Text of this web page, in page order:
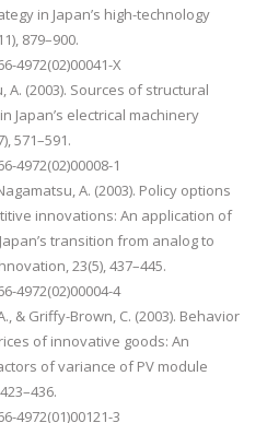
in Japan’s high-technology
879–900.
4972(02)00041-X
A. (2003). Sources of structural
Japan’s electrical machinery
571–591.
4972(02)00008-1
A. (2003). Policy options
innovations: An application of
transition from analog to
23(5), 437–445.
4972(02)00004-4
& Griffy-Brown, C. (2003). Behavior
of innovative goods: An
of variance of PV module
4972(01)00121-3